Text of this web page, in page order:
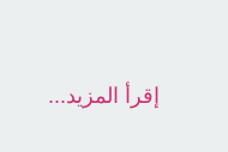
إقرأ المزيد...